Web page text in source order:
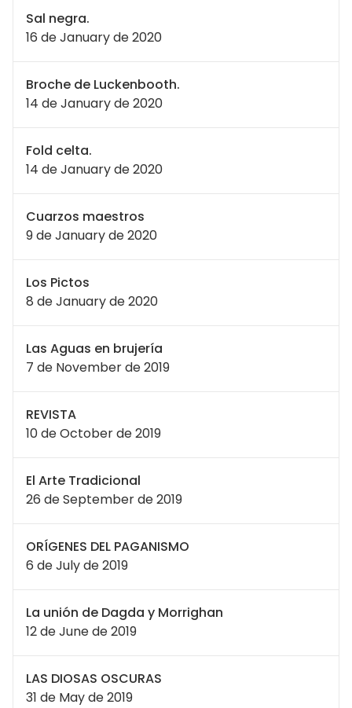
Sal negra.
16 de January de 2020
Broche de Luckenbooth.
14 de January de 2020
Fold celta.
14 de January de 2020
Cuarzos maestros
9 de January de 2020
Los Pictos
8 de January de 2020
Las Aguas en brujería
7 de November de 2019
REVISTA
10 de October de 2019
El Arte Tradicional
26 de September de 2019
ORÍGENES DEL PAGANISMO
6 de July de 2019
La unión de Dagda y Morrighan
12 de June de 2019
LAS DIOSAS OSCURAS
31 de May de 2019